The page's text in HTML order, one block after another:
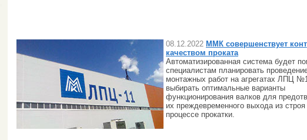
08.12.2022 ММК совершенствует
качеством проката
Автоматизированная система будет
специалистам планировать
монтажных работ на агрегатах ЛПЦ
выбирать оптимальные варианты
функционирования валков для
их преждевременного выхода из строя
процессе прокатки.